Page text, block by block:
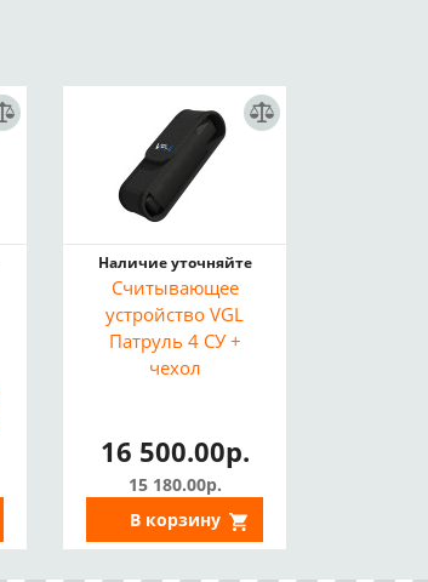
Наличие уточняйте
Считывающее
устройство VGL
Патруль 4 СУ +
чехол
16 500.00р.
15 180.00р.
В корзину